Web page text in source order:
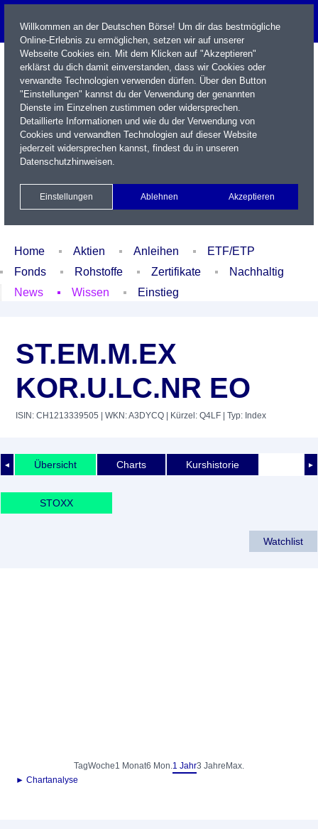
Name / WKN / ISIN / Kürzel
Xetra Realtime
Watchlist Portfolio Login
Home Aktien Anleihen
ETF/ETP
Fonds
Rohstoffe Zertifikate
Nachhaltig
News
Wissen Einstieg
ST.EM.M.EX
KOR.U.LC.NR EO
ISIN: CH1213339505 | WKN: A3DYCQ | Kürzel: Q4LF | Typ: Index
◄ ►
Übersicht Charts Kurshistorie
STOXX
Watchlist
TagWoche1 Monat6 Mon.1 Jahr3 Jahre Max.
► Chartanalyse
Willkommen an der Deutschen Börse! Um dir das bestmögliche
Online-Erlebnis zu ermöglichen, setzen wir auf unserer
Webseite Cookies ein. Mit dem Klicken auf "Akzeptieren"
erklärst du dich damit einverstanden, dass wir Cookies oder
verwandte Technologien verwenden dürfen. Über den Button
"Einstellungen" kannst du der Verwendung der genannten
Dienste im Einzelnen zustimmen oder widersprechen.
Detaillierte Informationen und wie du der Verwendung von
Cookies und verwandten Technologien auf dieser Website
jederzeit widersprechen kannst, findest du in unseren
Datenschutzhinweisen.
Einstellungen Ablehnen Akzeptieren